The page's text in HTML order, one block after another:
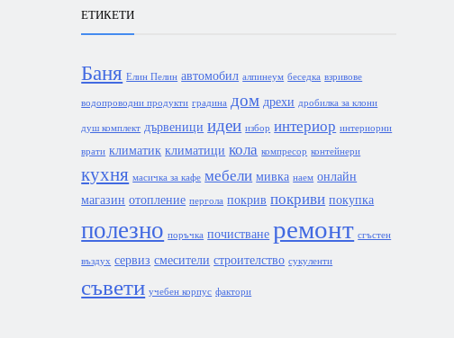
ЕТИКЕТИ
Баня Елин Пелин автомобил алпинеум беседка взривове
водопроводни продукти градина дом дрехи дробилка за клони
душ комплект дървеници идеи избор интериор интериорни
врати климатик климатици кола компресор контейнери
кухня масичка за кафе мебели мивка наем онлайн
магазин отопление пергола покрив покриви покупка
полезно поръчка почистване ремонт сгъстен
въздух сервиз смесители строителство сукуленти
съвети учебен корпус фактори